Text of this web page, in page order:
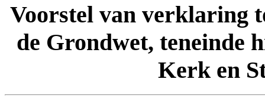
Voorstel van verklaring
de Grondwet, teneinde
Kerk en